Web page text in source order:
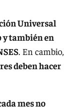
Universal
y también en
. En cambio,
deben hacer
mes no